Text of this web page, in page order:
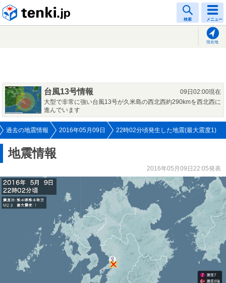
検索 メニュー
現在地
台風13号情報
09日02:00現在
大型で非常に強い台風13号が久米島の西北西約290kmを西北西に
進んでいます
過去の地震情報 2016年05月09日 22時02分頃発生した地震(最大震度1)
地震情報
2016年05月09日22:05発表